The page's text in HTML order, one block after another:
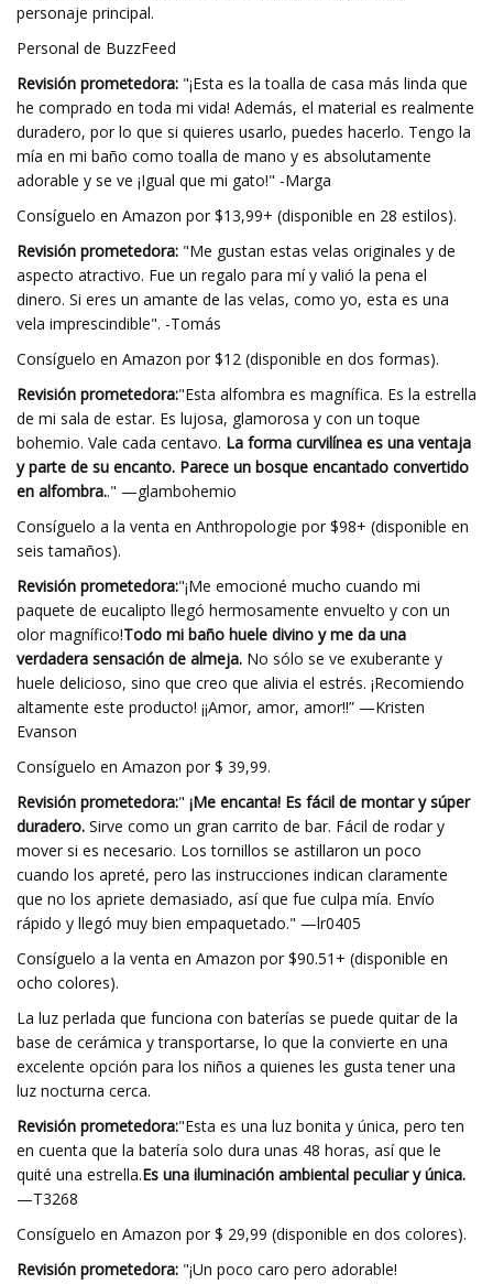
personaje principal.
Personal de BuzzFeed
Revisión prometedora: "¡Esta es la toalla de casa más linda que
he comprado en toda mi vida! Además, el material es realmente
duradero, por lo que si quieres usarlo, puedes hacerlo. Tengo la
mía en mi baño como toalla de mano y es absolutamente
adorable y se ve ¡Igual que mi gato!" -Marga
Consíguelo en Amazon por $13,99+ (disponible en 28 estilos).
Revisión prometedora: "Me gustan estas velas originales y de
aspecto atractivo. Fue un regalo para mí y valió la pena el
dinero. Si eres un amante de las velas, como yo, esta es una
vela imprescindible". -Tomás
Consíguelo en Amazon por $12 (disponible en dos formas).
Revisión prometedora:"Esta alfombra es magnífica. Es la estrella
de mi sala de estar. Es lujosa, glamorosa y con un toque
bohemio. Vale cada centavo. La forma curvilínea es una ventaja
y parte de su encanto. Parece un bosque encantado convertido
en alfombra.." —glambohemio
Consíguelo a la venta en Anthropologie por $98+ (disponible en
seis tamaños).
Revisión prometedora:"¡Me emocioné mucho cuando mi
paquete de eucalipto llegó hermosamente envuelto y con un
olor magnífico!Todo mi baño huele divino y me da una
verdadera sensación de almeja. No sólo se ve exuberante y
huele delicioso, sino que creo que alivia el estrés. ¡Recomiendo
altamente este producto! ¡¡Amor, amor, amor!!” —Kristen
Evanson
Consíguelo en Amazon por $ 39,99.
Revisión prometedora:" ¡Me encanta! Es fácil de montar y súper
duradero. Sirve como un gran carrito de bar. Fácil de rodar y
mover si es necesario. Los tornillos se astillaron un poco
cuando los apreté, pero las instrucciones indican claramente
que no los apriete demasiado, así que fue culpa mía. Envío
rápido y llegó muy bien empaquetado." —lr0405
Consíguelo a la venta en Amazon por $90.51+ (disponible en
ocho colores).
La luz perlada que funciona con baterías se puede quitar de la
base de cerámica y transportarse, lo que la convierte en una
excelente opción para los niños a quienes les gusta tener una
luz nocturna cerca.
Revisión prometedora:"Esta es una luz bonita y única, pero ten
en cuenta que la batería solo dura unas 48 horas, así que le
quité una estrella.Es una iluminación ambiental peculiar y única.
—T3268
Consíguelo en Amazon por $ 29,99 (disponible en dos colores).
Revisión prometedora: "¡Un poco caro pero adorable!